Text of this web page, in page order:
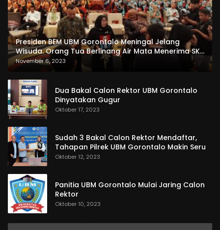
Presiden BEM UBM Gorontalo Meningal Jelang
Wisuda. Orang Tua Berlinang Air Mata Menerima SKL
dan Pemasangan Salempang
November 6, 2023
Dua Bakal Calon Rektor UBM Gorontalo
Dinyatakan Gugur
Oktober 17, 2023
Sudah 3 Bakal Calon Rektor Mendaftar,
Tahapan Pilrek UBM Gorontalo Makin Seru
Oktober 12, 2023
Panitia UBM Gorontalo Mulai Jaring Calon
Rektor
Oktober 10, 2023